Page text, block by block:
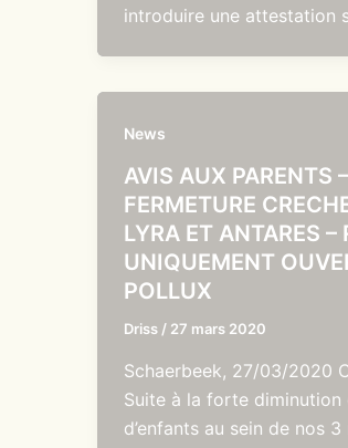
introduire une attestation
News
AVIS AUX PARENTS –
FERMETURE
LYRA ET ANTARES –
UNIQUEMENT
POLLUX
Driss / 27 mars 2020
Schaerbeek, 27/03/2020
Suite à la forte diminution
d’enfants au sein de nos 3